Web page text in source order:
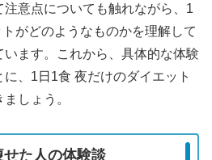
意点についても触れながら、1
がどのようなものかを理解して
ます。これから、具体的な体験
、1日1食 夜だけのダイエット
しょう。
た人の体験談